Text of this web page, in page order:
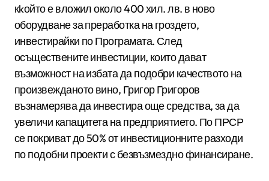
кkойто е вложил около 400 хил. лв. в ново
оборудване за преработка на гроздето,
инвестирайки по Програмата. След
осъществените инвестиции, които дават
възможност на избата да подобри качеството на
произвежданото вино, Григор Григоров
възнамерява да инвестира още средства, за да
увеличи капацитета на предприятието. По ПРСР
се покриват до 50% от инвестиционните разходи
по подобни проекти с безвъзмездно финансиране.